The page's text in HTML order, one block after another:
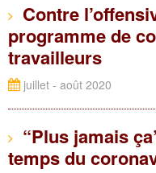
Contre
programme de
travailleurs
juillet - août 2020
“Plus jamais
temps du